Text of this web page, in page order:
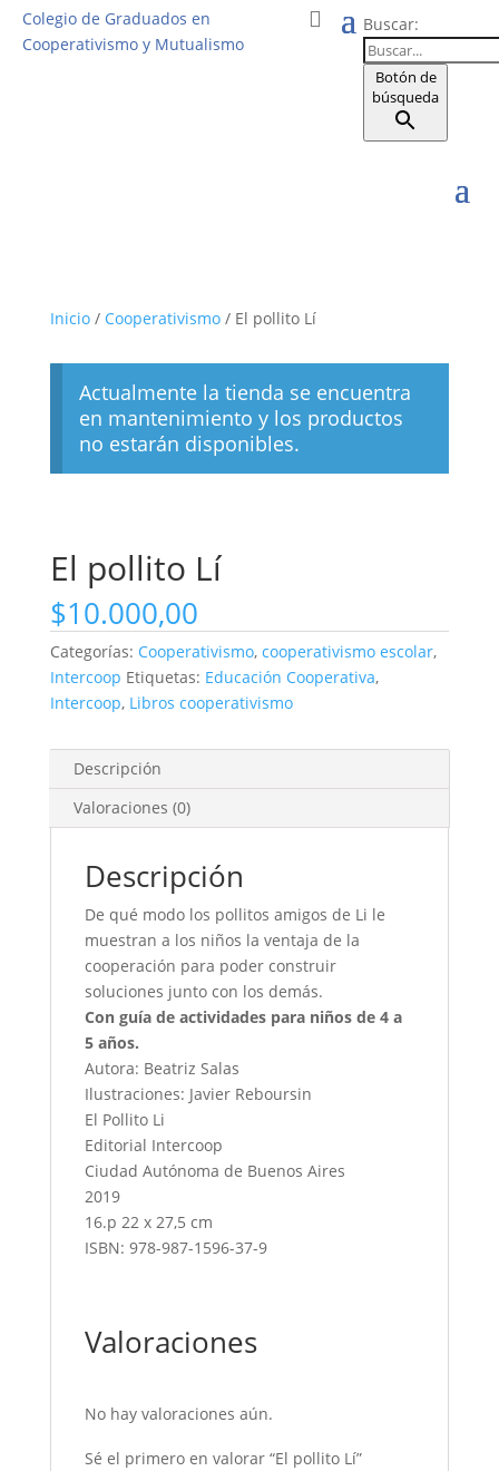
Colegio de Graduados en
Cooperativismo y Mutualismo
Buscar:
Botón de
búsqueda
Inicio/ Cooperativismo/ El pollito Lí
Actualmente la tienda se encuentra
en mantenimiento y los productos
no estarán disponibles.
El pollito Lí
$10.000,00
Categorías: Cooperativismo, cooperativismo escolar,
Intercoop Etiquetas: Educación Cooperativa,
Intercoop, Libros cooperativismo
Descripción
Valoraciones (0)
Descripción
De qué modo los pollitos amigos de Li le
muestran a los niños la ventaja de la
cooperación para poder construir
soluciones junto con los demás.
Con guía de actividades para niños de 4 a
5 años.
Autora: Beatriz Salas
Ilustraciones: Javier Reboursin
El Pollito Li
Editorial Intercoop
Ciudad Autónoma de Buenos Aires
2019
16.p 22 x 27,5 cm
ISBN: 978-987-1596-37-9
Valoraciones
No hay valoraciones aún.
Sé el primero en valorar “El pollito Lí”